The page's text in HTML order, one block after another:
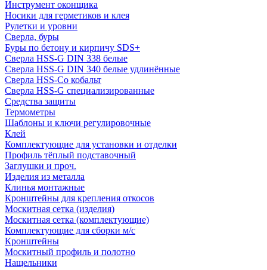
Инструмент оконщика
Носики для герметиков и клея
Рулетки и уровни
Сверла, буры
Буры по бетону и кирпичу SDS+
Сверла HSS-G DIN 338 белые
Сверла HSS-G DIN 340 белые удлинённые
Сверла HSS-Co кобальт
Сверла HSS-G специализированные
Средства защиты
Термометры
Шаблоны и ключи регулировочные
Клей
Комплектующие для установки и отделки
Профиль тёплый подставочный
Заглушки и проч.
Изделия из металла
Клинья монтажные
Кронштейны для крепления откосов
Москитная сетка (изделия)
Москитная сетка (комплектующие)
Комплектующие для сборки м/с
Кронштейны
Москитный профиль и полотно
Нащельники